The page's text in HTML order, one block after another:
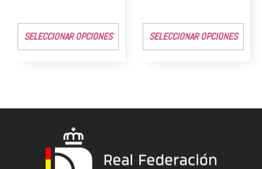
SELECCIONAR OPCIONES SELECCIONAR OPCIONES